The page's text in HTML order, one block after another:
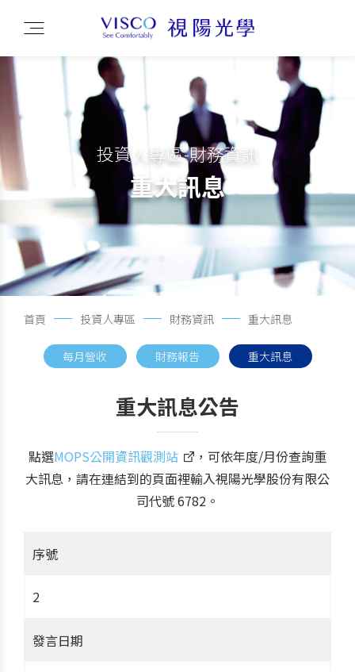
投資人專區-財務資訊
重大訊息
首頁 投資人專區 財務資訊 重大訊息
每月營收 財務報告 重大訊息
重大訊息公告
點選MOPS公開資訊觀測站
，可依年度/月份查詢重
大訊息，請在連結到的頁面裡輸入視陽光學股份有限公
司代號 6782。
序號
2
發言日期